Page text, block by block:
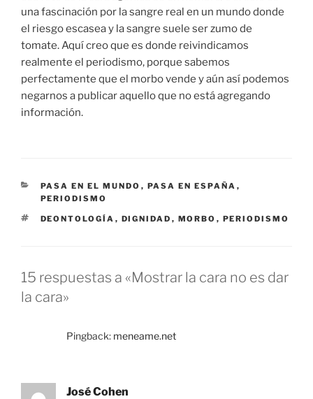
una fascinación por la sangre real en un mundo donde
el riesgo escasea y la sangre suele ser zumo de
tomate. Aquí creo que es donde reivindicamos
realmente el periodismo, porque sabemos
perfectamente que el morbo vende y aún así podemos
negarnos a publicar aquello que no está agregando
información.
CATEGORÍAS
PASA EN EL MUNDO , PASA EN ESPAÑA ,
PERIODISMO
ETIQUETAS
DEONTOLOGÍA , DIGNIDAD , MORBO , PERIODISMO
15 respuestas a «Mostrar la cara no es dar
la cara»
Pingback: meneame.net
José Cohen